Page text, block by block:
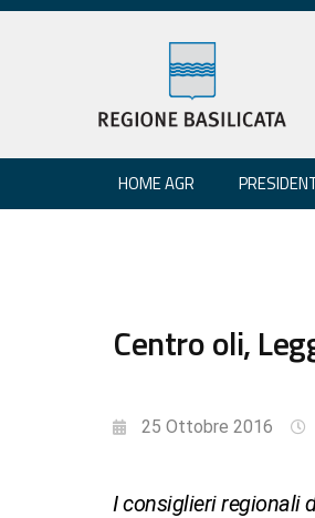
HOME AGR
Centro oli,
25 Ottobre 2016
I consiglieri regionali